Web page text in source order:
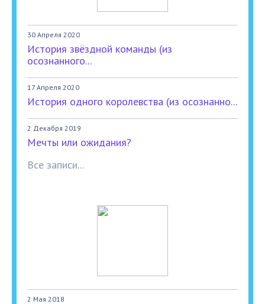
30 Апреля 2020
История звёздной команды (из
осознанного...
17 Апреля 2020
История одного королевства (из осознанно...
2 Декабря 2019
Мечты или ожидания?
Все записи...
2 Мая 2018